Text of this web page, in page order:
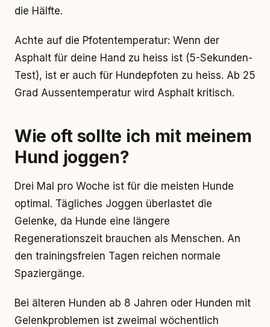
die Hälfte.
Achte auf die Pfotentemperatur: Wenn der
Asphalt für deine Hand zu heiss ist (5-Sekunden-
Test), ist er auch für Hundepfoten zu heiss. Ab 25
Grad Aussentemperatur wird Asphalt kritisch.
Wie oft sollte ich mit meinem
Hund joggen?
Drei Mal pro Woche ist für die meisten Hunde
optimal. Tägliches Joggen überlastet die
Gelenke, da Hunde eine längere
Regenerationszeit brauchen als Menschen. An
den trainingsfreien Tagen reichen normale
Spaziergänge.
Bei älteren Hunden ab 8 Jahren oder Hunden mit
Gelenkproblemen ist zweimal wöchentlich